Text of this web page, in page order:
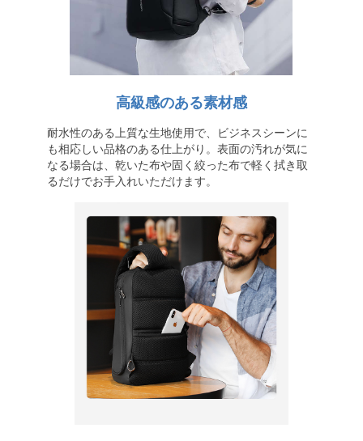
高級感のある素材感
耐水性のある上質な生地使用で、ビジネスシーンに
も相応しい品格のある仕上がり。表面の汚れが気に
なる場合は、乾いた布や固く絞った布で軽く拭き取
るだけでお手入れいただけます。